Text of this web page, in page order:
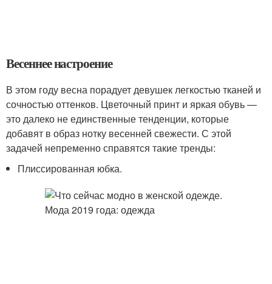
Весеннее настроение
В этом году весна порадует девушек легкостью тканей и
сочностью оттенков. Цветочный принт и яркая обувь —
это далеко не единственные тенденции, которые
добавят в образ нотку весенней свежести. С этой
задачей непременно справятся такие тренды:
Плиссированная юбка.